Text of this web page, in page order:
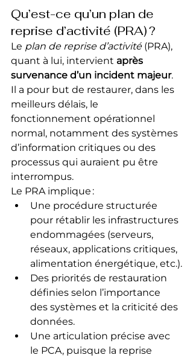
Qu’est-ce qu’un plan de
reprise d’activité (PRA) ?
Le plan de reprise d’activité (PRA),
quant à lui, intervient après
survenance d’un incident majeur.
Il a pour but de restaurer, dans les
meilleurs délais, le
fonctionnement opérationnel
normal, notamment des systèmes
d’information critiques ou des
processus qui auraient pu être
interrompus.
Le PRA implique :
Une procédure structurée
pour rétablir les infrastructures
endommagées (serveurs,
réseaux, applications critiques,
alimentation énergétique, etc.).
Des priorités de restauration
définies selon l’importance
des systèmes et la criticité des
données.
Une articulation précise avec
le PCA, puisque la reprise